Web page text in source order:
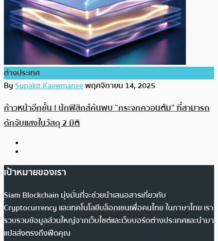
ต่างประเทศ
BySupakit Kaewmaneeพฤศจิกายน 14, 2025
ก้าวหน้าอีกขั้น ! นักฟิสิกส์ค้นพบ “กระจกควอนตัม” ที่สามารถ
ดักจับแสงในวัสดุ 2 มิติ
เป้าหมายของเรา
Siam Blockchain มุ่งมั่นที่จะช่วยนำเสนอสารเกี่ยวกับ
Cryptocurrency และเทคโนโลยีบล็อกเชนเพื่อคนไทย ในภาษาไทย เรา
รวบรวมข้อมูลส่วนใหญ่จากเว็บไซต์และเว็บบอร์ดต่างประเทศและนำมา
แปลส่งตรงถึงฟีดคุณ